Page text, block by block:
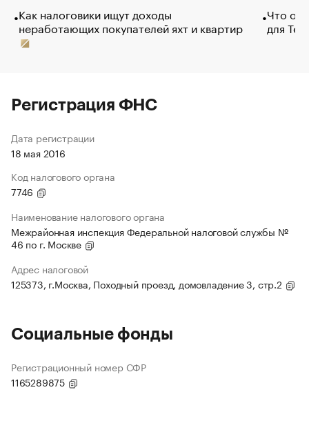
Как налоговики ищут доходы
неработающих покупателей яхт и квартир
Что
для
Регистрация ФНС
Дата регистрации
18 мая 2016
Код налогового органа
7746
Наименование налогового органа
Межрайонная инспекция Федеральной налоговой службы №
46 по г. Москве
Адрес налоговой
125373, г.Москва, Походный проезд, домовладение 3, стр.2
Социальные фонды
Регистрационный номер СФР
1165289875